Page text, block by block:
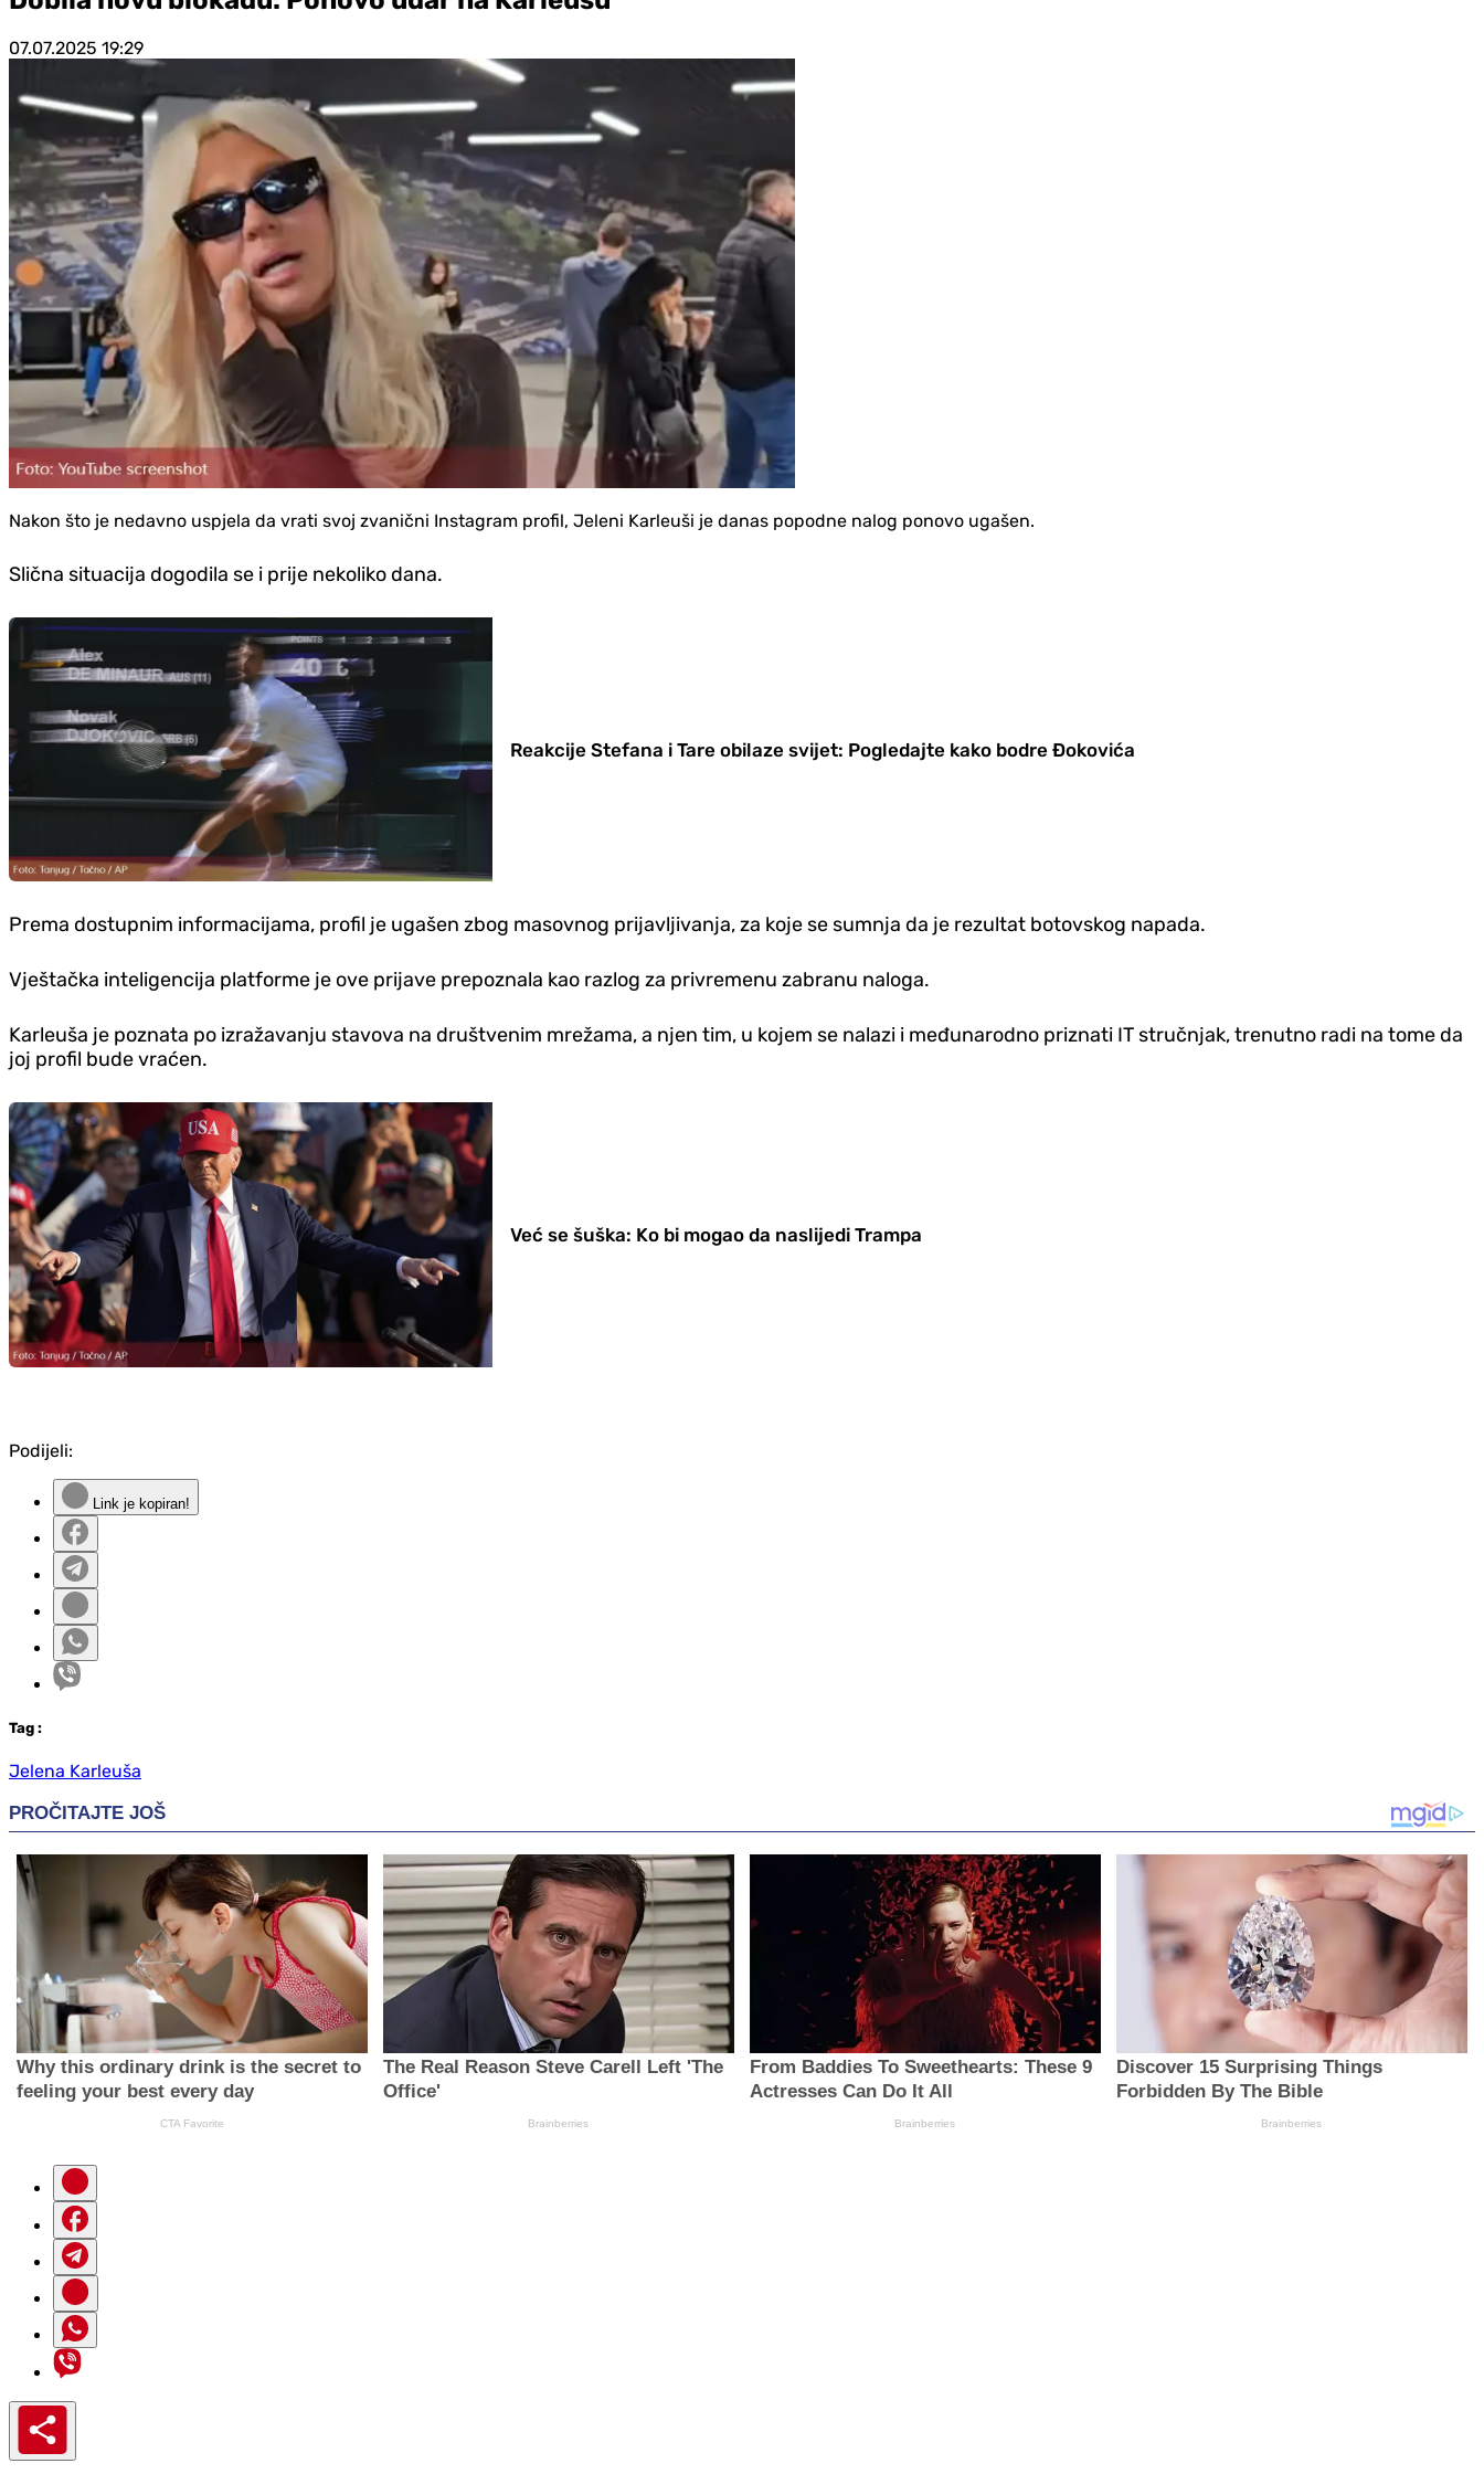
07.07.2025 19:29
Nakon što je nedavno uspjela da vrati svoj zvanični Instagram profil, Jeleni Karleuši je danas popodne nalog ponovo ugašen.
Slična situacija dogodila se i prije nekoliko dana.
Reakcije Stefana i Tare obilaze svijet: Pogledajte kako bodre Đokovića
Prema dostupnim informacijama, profil je ugašen zbog masovnog prijavljivanja, za koje se sumnja da je rezultat botovskog napada.
Vještačka inteligencija platforme je ove prijave prepoznala kao razlog za privremenu zabranu naloga.
Karleuša je poznata po izražavanju stavova na društvenim mrežama, a njen tim, u kojem se nalazi i međunarodno priznati IT stručnjak, trenutno radi na tome da
joj profil bude vraćen.
Već se šuška: Ko bi mogao da naslijedi Trampa
Podijeli:
Link je kopiran!
Tag :
Jelena Karleuša